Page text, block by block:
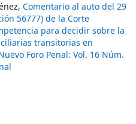
Comentario al auto del 29
56777) de la Corte
para decidir sobre la
transitorias en
Foro Penal: Vol. 16 Núm.